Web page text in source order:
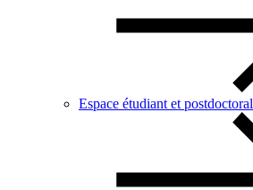
Espace étudiant et postdoctoral